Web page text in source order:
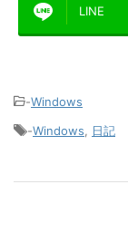
LINE
-Windows
-Windows 日記